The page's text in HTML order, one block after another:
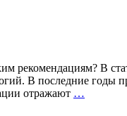
рекомендациям? В
В последние годы
отражают …